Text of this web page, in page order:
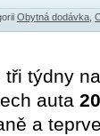
Obytná dodávka
tři týdny
auta
a